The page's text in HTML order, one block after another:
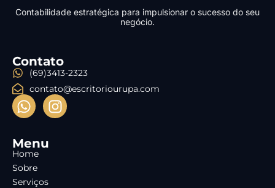
Contabilidade estratégica para impulsionar o sucesso do seu
negócio.
Contato
(69)3413-2323
contato@escritoriourupa.com
Menu
Home
Sobre
Serviços